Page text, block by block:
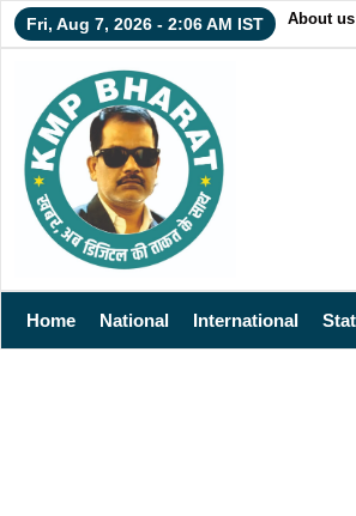
Fri, Aug 7, 2026 - 2:06 AM IST About us
Home National International